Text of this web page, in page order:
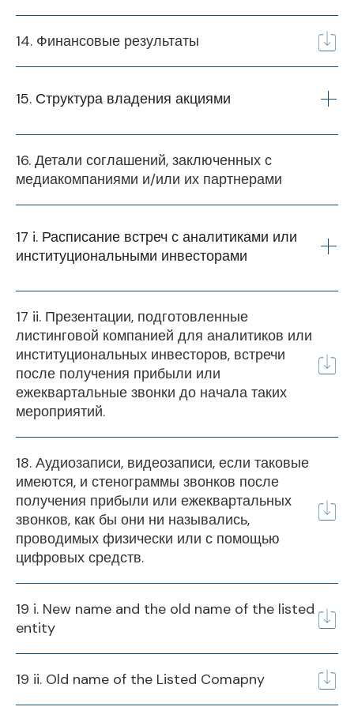
14. Финансовые результаты
15. Структура владения акциями
Q1
год
Q3
Q2
16. Детали соглашений, заключенных с
медиакомпаниями и/или их партнерами
17 i. Расписание встреч с аналитиками или
институциональными инвесторами
Q1
год
Q2
2024-25
Финансовый
год
2025-26
17 ii. Презентации, подготовленные
листинговой компанией для аналитиков или
институциональных инвесторов, встречи
после получения прибыли или
ежеквартальные звонки до начала таких
мероприятий.
18. Аудиозаписи, видеозаписи, если таковые
имеются, и стенограммы звонков после
получения прибыли или ежеквартальных
звонков, как бы они ни назывались,
проводимых физически или с помощью
цифровых средств.
19 i. New name and the old name of the listed
entity
19 ii. Old name of the Listed Comapny